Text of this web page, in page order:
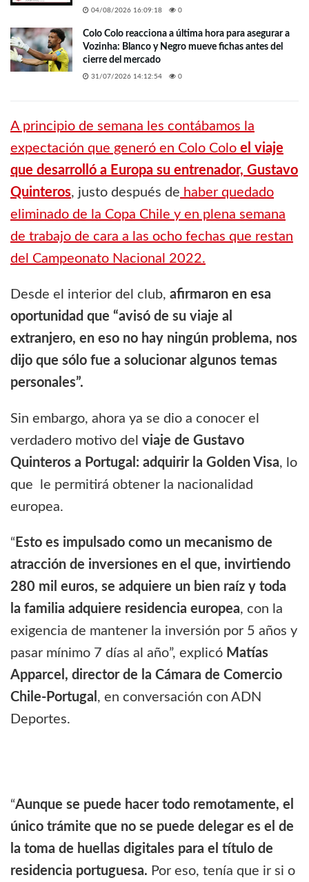
04/08/2026 16:09:18 0
Colo Colo reacciona a última hora para asegurar a
Vozinha: Blanco y Negro mueve fichas antes del
cierre del mercado
31/07/2026 14:12:54 0
A principio de semana les contábamos la
expectación que generó en Colo Colo el viaje
que desarrolló a Europa su entrenador, Gustavo
Quinteros, justo después de haber quedado
eliminado de la Copa Chile y en plena semana
de trabajo de cara a las ocho fechas que restan
del Campeonato Nacional 2022.
Desde el interior del club, afirmaron en esa
oportunidad que “avisó de su viaje al
extranjero, en eso no hay ningún problema, nos
dijo que sólo fue a solucionar algunos temas
personales”.
Sin embargo, ahora ya se dio a conocer el
verdadero motivo del viaje de Gustavo
Quinteros a Portugal: adquirir la Golden Visa, lo
que le permitirá obtener la nacionalidad
europea.
“ Esto es impulsado como un mecanismo de
atracción de inversiones en el que, invirtiendo
280 mil euros, se adquiere un bien raíz y toda
la familia adquiere residencia europea, con la
exigencia de mantener la inversión por 5 años y
pasar mínimo 7 días al año”, explicó Matías
Apparcel, director de la Cámara de Comercio
Chile-Portugal , en conversación con ADN
Deportes.
“Aunque se puede hacer todo remotamente, el
único trámite que no se puede delegar es el de
la toma de huellas digitales para el título de
residencia portuguesa. Por eso, tenía que ir si o